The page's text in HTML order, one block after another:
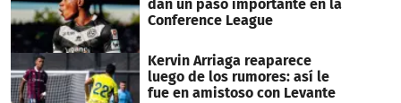
dan un paso importante en la
Conference League
Kervin Arriaga reaparece
luego de los rumores: así le
fue en amistoso con Levante